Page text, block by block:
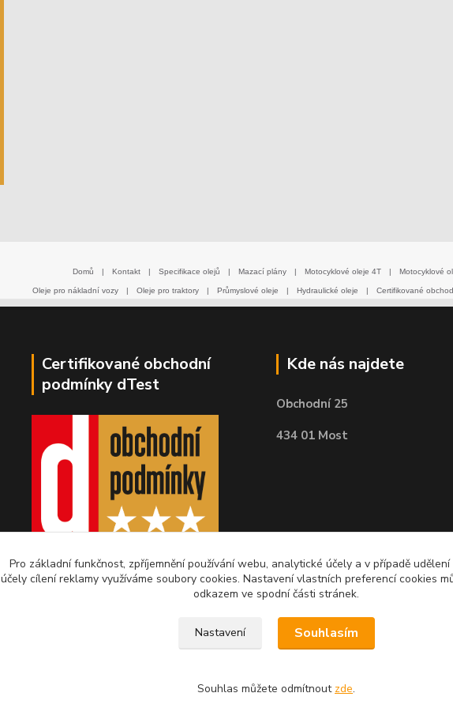
Domů | Kontakt | Specifikace olejů | Mazací plány | Motocyklové oleje 4T | Motocyklové
Oleje pro nákladní vozy | Oleje pro traktory | Průmyslové oleje | Hydraulické oleje | Certifikované
Certifikované obchodní
podmínky dTest
Kde nás najdete
Obchodní 25
434 01 Most
Pro základní funkčnost, zpříjemnění používání webu, analytické účely a v případě
účely cílení reklamy využíváme soubory cookies. Nastavení vlastních preferencí cookies
odkazem ve spodní části stránek.
Nastavení Souhlasím
Souhlas můžete odmítnout zde.